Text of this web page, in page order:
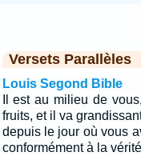
Versets Parallèles
Louis Segond Bible
Il est au milieu de
fruits, et il va
depuis le jour où vous
conformément à la